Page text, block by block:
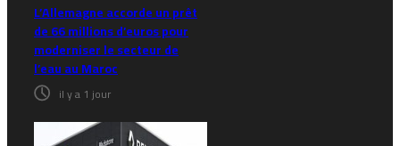
L’Allemagne accorde un prêt
de 66 millions d’euros pour
moderniser le secteur de
l’eau au Maroc
il y a 1 jour